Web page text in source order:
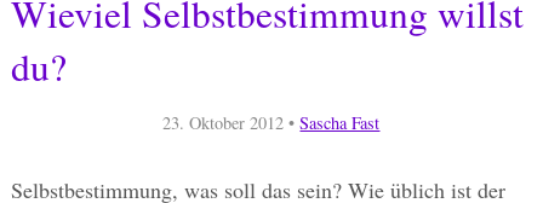
Wieviel Selbstbestimmung willst
du?
23. Oktober 2012 •Sascha Fast
Selbstbestimmung, was soll das sein? Wie üblich ist der